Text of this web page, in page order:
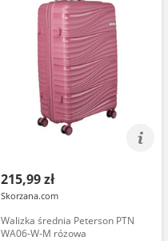
215,99 zł
Skorzana.com
Walizka średnia Peterson PTN
WA06-W-M różowa